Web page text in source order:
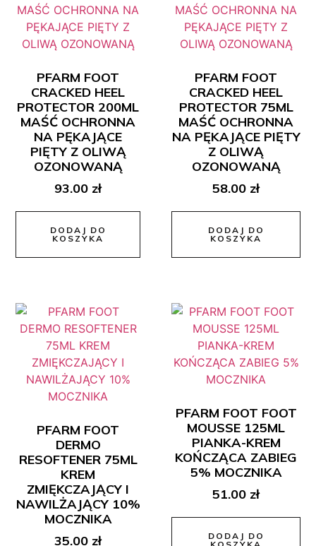
PFARM FOOT
CRACKED HEEL
PROTECTOR 200ML
MAŚĆ OCHRONNA
NA PĘKAJĄCE
PIĘTY Z OLIWĄ
OZONOWANĄ
93.00 zł
DODAJ DO
KOSZYKA
PFARM FOOT
CRACKED HEEL
PROTECTOR 75ML
MAŚĆ OCHRONNA
NA PĘKAJĄCE PIĘTY
Z OLIWĄ
OZONOWANĄ
58.00 zł
DODAJ DO
KOSZYKA
PFARM FOOT
DERMO
RESOFTENER 75ML
KREM
ZMIĘKCZAJĄCY I
NAWILŻAJĄCY 10%
MOCZNIKA
35.00 zł
PFARM FOOT FOOT
MOUSSE 125ML
PIANKA-KREM
KOŃCZĄCA ZABIEG
5% MOCZNIKA
51.00 zł
DODAJ DO